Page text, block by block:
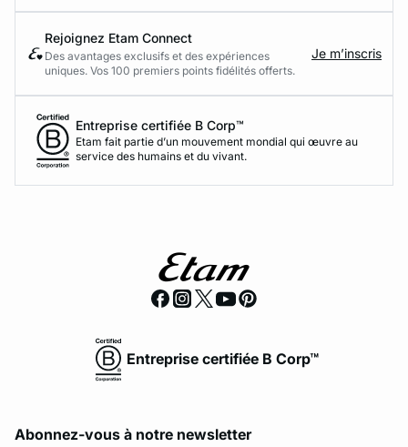
Rejoignez Etam Connect
Des avantages exclusifs et des expériences
uniques. Vos 100 premiers points fidélités offerts.
Je m’inscris
Entreprise certifiée B Corp™
Etam fait partie d’un mouvement mondial qui œuvre au
service des humains et du vivant.
Entreprise certifiée B Corp™
Abonnez-vous à notre newsletter